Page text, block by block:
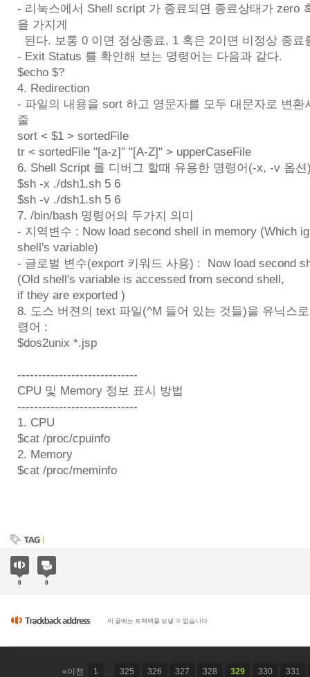
- 리눅스에서 Shell script 가 종료되면 종료상태가 zero
을 가지게
된다. 보통 0 이면 정상종료, 1 혹은 2이면 비정상 종료
- Exit Status 를 확인해 보는 명령어는 다음과 같다.
$echo $?
4. Redirection
- 파일의 내용을 sort 하고 영문자를 모두 대문자로 변환
줄
sort < $1 > sortedFile
tr < sortedFile "[a-z]" "[A-Z]" > upperCaseFile
6. Shell Script 를 디버그 할때 유용한 명령어(-x, -v 옵션
$sh -x ./dsh1.sh 5 6
$sh -v ./dsh1.sh 5 6
7. /bin/bash 명령어의 두가지 의미
- 지역변수 : Now load second shell in memory (Which
shell's variable)
- 글로벌 변수(export 키워드 사용) : Now load second
(Old shell's variable is accessed from second shell,
if they are exported )
8. 도스 버젼의 text 파일(^M 들어 있는 것들)을 유닉스
령어 :
$dos2unix *.jsp
-----------------------------
CPU 및 Memory 정보 표시 방법
-----------------------------
1. CPU
$cat /proc/cpuinfo
2. Memory
$cat /proc/meminfo
0 0
이 글에는 트랙백을 보낼 수 없습니다
«이전 1 ... 325 326 327 328 329 330 331